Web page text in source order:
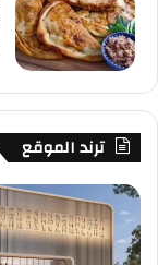
ترند الموقع